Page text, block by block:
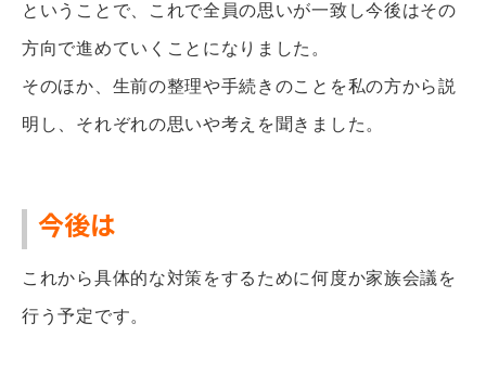
ということで、これで全員の思いが一致し今後はその
方向で進めていくことになりました。
そのほか、生前の整理や手続きのことを私の方から説
明し、それぞれの思いや考えを聞きました。
今後は
これから具体的な対策をするために何度か家族会議を
行う予定です。